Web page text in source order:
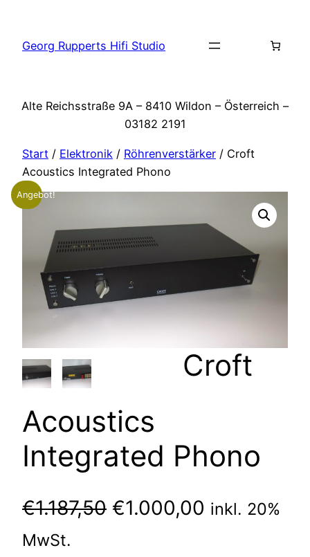
springen
Georg Rupperts Hifi Studio
Alte Reichsstraße 9A – 8410 Wildon – Österreich –
03182 2191
Start / Elektronik / Röhrenverstärker / Croft
Acoustics Integrated Phono
Angebot!
Croft
Acoustics
Integrated Phono
€1.187,50 Ursprünglicher
€1.000,00 Aktueller
inkl. 20%
MwSt.